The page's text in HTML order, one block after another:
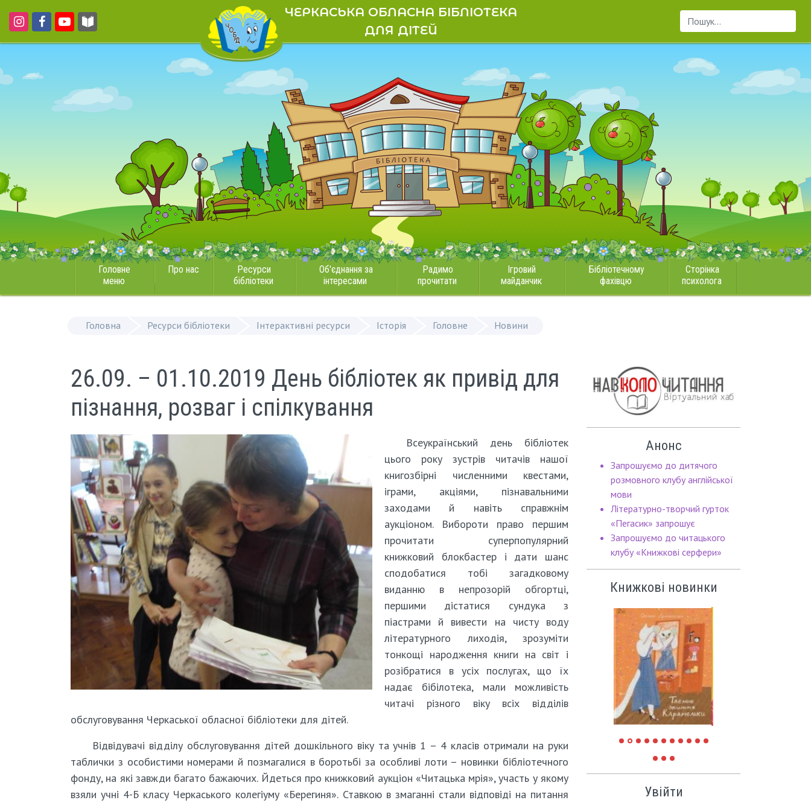
ЧЕРКАСЬКА ОБЛАСНА БІБЛІОТЕКА
ДЛЯ ДІТЕЙ
Пошук...
Головне
меню
Про нас
Ресурси
бібліотеки
Об'єднання за
інтересами
Радимо
прочитати
Ігровий
майданчик
Бібліотечному
фахівцю
Сторінка
психолога
Головна Ресурси бібліотеки Інтерактивні ресурси Історія Головне Новини
26.09. – 01.10.2019 День бібліотек як привід для
пізнання, розваг і спілкування
Всеукраїнський день бібліотек
цього року зустрів читачів нашої
книгозбірні численними квестами,
іграми, акціями, пізнавальними
заходами й навіть справжнім
аукціоном. Вибороти право першим
прочитати суперпопулярний
книжковий блокбастер і дати шанс
сподобатися тобі загадковому
виданню в непрозорій обгортці,
першими дістатися сундука з
піастрами й вивести на чисту воду
літературного лиходія, зрозуміти
тонкощі народження книги на світ і
розібратися в усіх послугах, що їх
надає бібілотека, мали можливість
читачі різного віку всіх відділів
обслуговування Черкаської обласної бібліотеки для дітей.
Відвідувачі відділу обслуговування дітей дошкільного віку та учнів 1 – 4 класів отримали на руки
таблички з особистими номерами й позмагалися в боротьбі за особливі лоти – новинки бібліотечного
фонду, на які завжди багато бажаючих. Йдеться про книжковий аукціон «Читацька мрія», участь у якому
взяли учні 4-Б класу Черкаського колегіуму «Берегиня». Ставкою в змаганні стали відповіді на питання
Анонс
Запрошуємо до дитячого
розмовного клубу англійської
мови
Літературно-творчий гурток
«Пегасик» запрошує
Запрошуємо до читацького
клубу «Книжкові серфери»
Книжкові новинки
Увійти